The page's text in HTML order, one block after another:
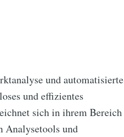
und automatisierte
und effizientes
sich in ihrem Bereich
Analysetools und